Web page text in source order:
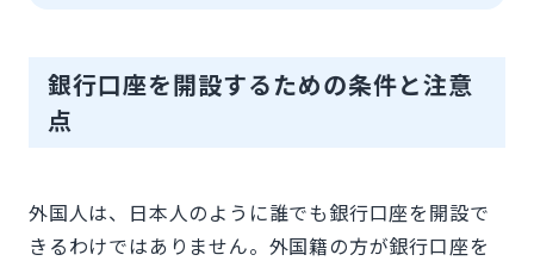
銀行口座を開設するための条件と注意
点
外国人は、日本人のように誰でも銀行口座を開設で
きるわけではありません。外国籍の方が銀行口座を